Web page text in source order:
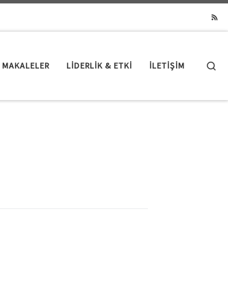
MAKALELER LIDERLIK & ETKI İLETİŞİM